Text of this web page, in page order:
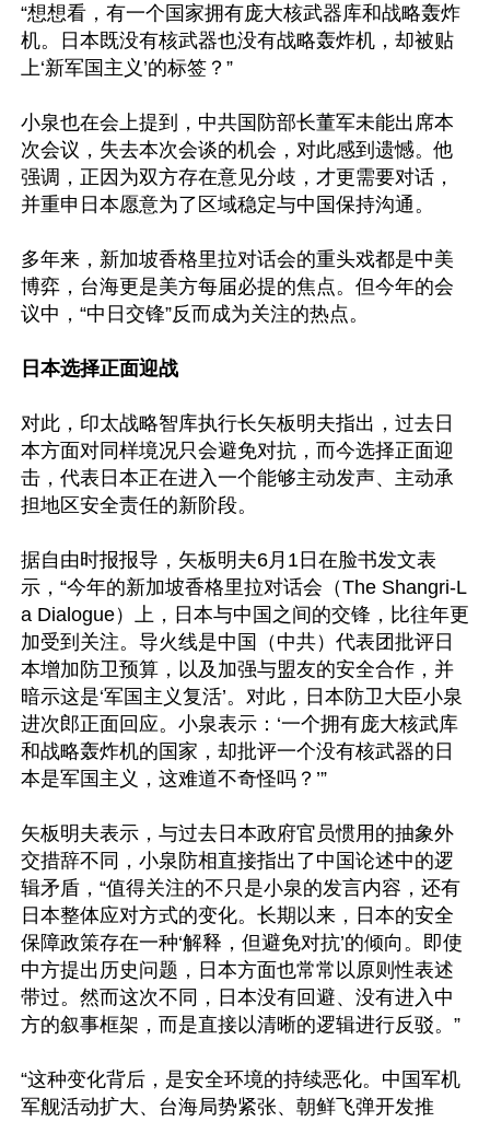
“想想看，有一个国家拥有庞大核武器库和战略轰炸
机。日本既没有核武器也没有战略轰炸机，却被贴
上‘新军国主义’的标签？”
小泉也在会上提到，中共国防部长董军未能出席本
次会议，失去本次会谈的机会，对此感到遗憾。他
强调，正因为双方存在意见分歧，才更需要对话，
并重申日本愿意为了区域稳定与中国保持沟通。
多年来，新加坡香格里拉对话会的重头戏都是中美
博弈，台海更是美方每届必提的焦点。但今年的会
议中，“中日交锋”反而成为关注的热点。
日本选择正面迎战
对此，印太战略智库执行长矢板明夫指出，过去日
本方面对同样境况只会避免对抗，而今选择正面迎
击，代表日本正在进入一个能够主动发声、主动承
担地区安全责任的新阶段。
据自由时报报导，矢板明夫6月1日在脸书发文表
示，“今年的新加坡香格里拉对话会（The Shangri-L
a Dialogue）上，日本与中国之间的交锋，比往年更
加受到关注。导火线是中国（中共）代表团批评日
本增加防卫预算，以及加强与盟友的安全合作，并
暗示这是‘军国主义复活’。对此，日本防卫大臣小泉
进次郎正面回应。小泉表示：‘一个拥有庞大核武库
和战略轰炸机的国家，却批评一个没有核武器的日
本是军国主义，这难道不奇怪吗？’”
矢板明夫表示，与过去日本政府官员惯用的抽象外
交措辞不同，小泉防相直接指出了中国论述中的逻
辑矛盾，“值得关注的不只是小泉的发言内容，还有
日本整体应对方式的变化。长期以来，日本的安全
保障政策存在一种‘解释，但避免对抗’的倾向。即使
中方提出历史问题，日本方面也常常以原则性表述
带过。然而这次不同，日本没有回避、没有进入中
方的叙事框架，而是直接以清晰的逻辑进行反驳。”
“这种变化背后，是安全环境的持续恶化。中国军机
军舰活动扩大、台海局势紧张、朝鲜飞弹开发推